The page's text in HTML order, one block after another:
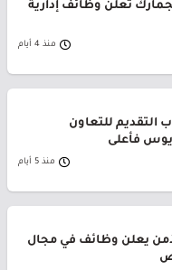
تعلن وظائف إدارية
منذ 4 أيام
التقديم للتعاون
فأعلى
منذ 5 أيام
يعلن وظائف في مجال